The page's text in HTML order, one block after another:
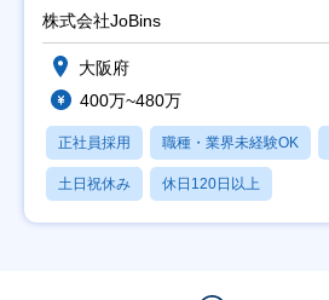
株式会社JoBins
大阪府
400万~480万
正社員採用 職種・業界未経験OK
土日祝休み 休日120日以上